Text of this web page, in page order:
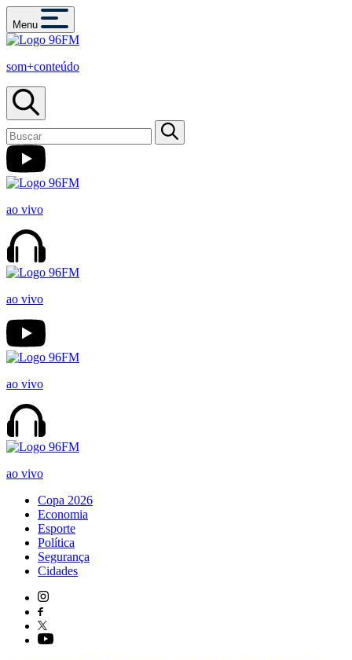
Menu
som+conteúdo
ao vivo
ao vivo
ao vivo
ao vivo
Copa 2026
Economia
Esporte
Política
Segurança
Cidades